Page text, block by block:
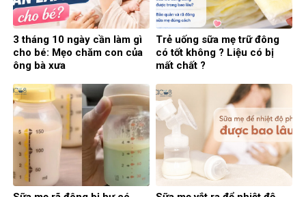
3 tháng 10 ngày cần làm gì
cho bé: Mẹo chăm con của
ông bà xưa
Trẻ uống sữa mẹ trữ đông
có tốt không ? Liệu có bị
mất chất ?